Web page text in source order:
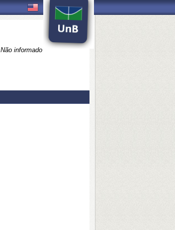
Não informado